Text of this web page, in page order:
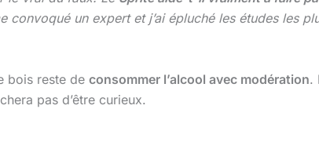
convoqué un expert et j’ai épluché les études les
bois reste de consommer l’alcool avec modération.
pas d’être curieux.